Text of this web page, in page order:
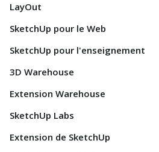
LayOut
SketchUp pour le Web
SketchUp pour l'enseignement
3D Warehouse
Extension Warehouse
SketchUp Labs
Extension de SketchUp